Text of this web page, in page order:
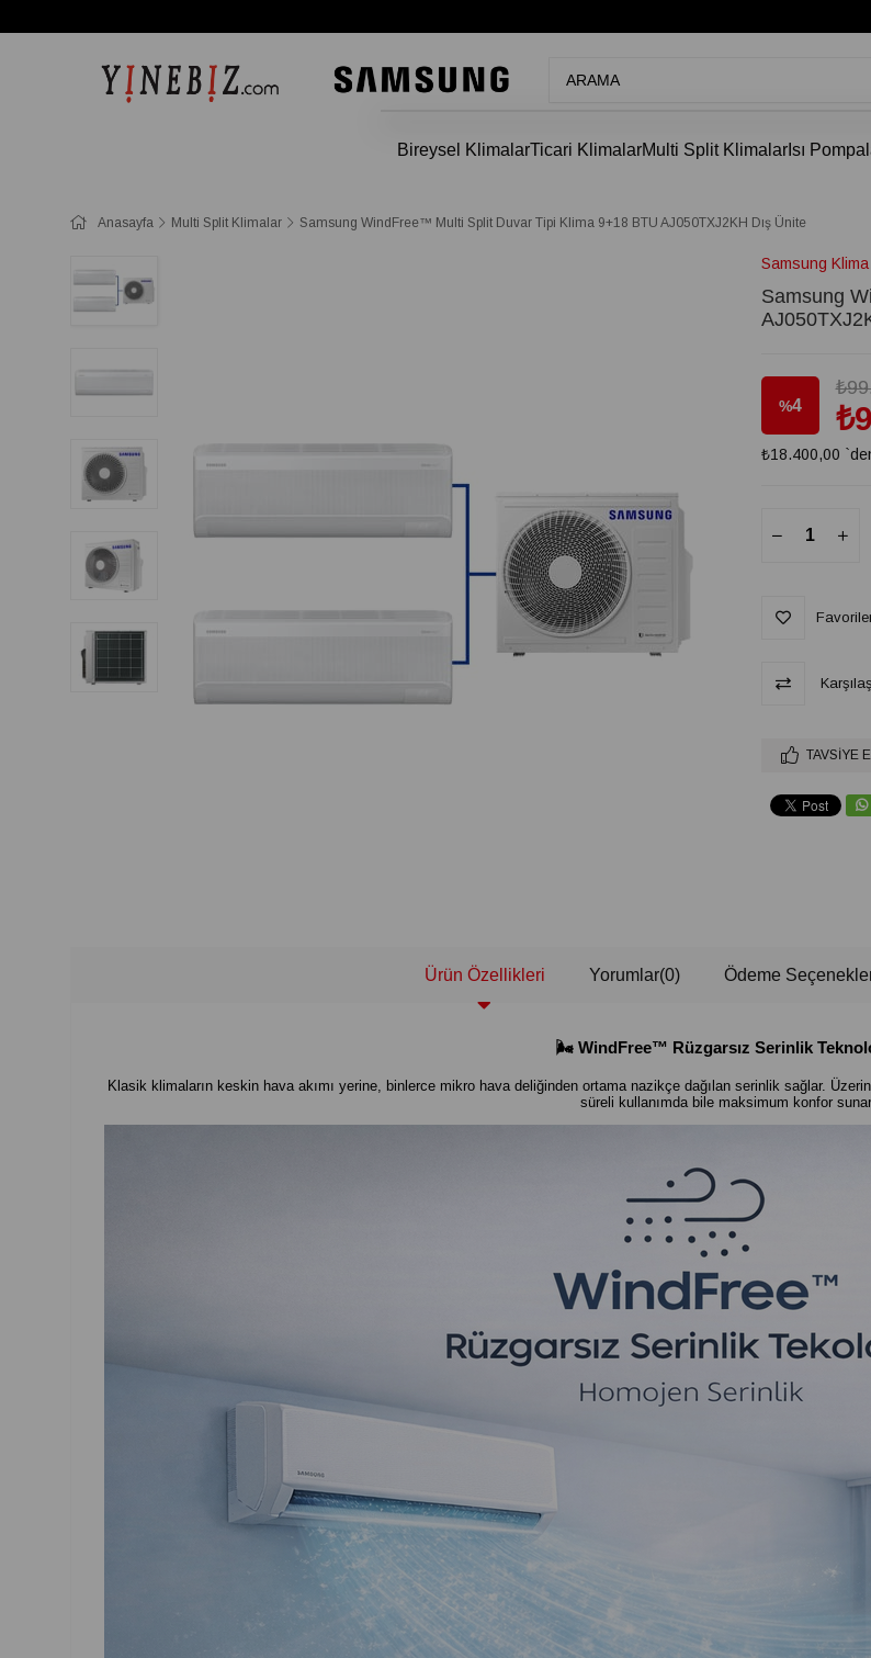
Bireysel KlimalarTicari KlimalarMulti Split Klimalar Isı
Anasayfa Multi Split Klimalar Samsung WindFree™ Multi Split Duvar Tipi Klima 9+18 BTU AJ050TXJ2KH Dış Ünite
Samsung Klima
Samsung
%4
₺18.400,00
TAVSIYE
Ürün Özellikleri Yorumlar(0) Ödeme
🌬️ WindFree™ Rüzgarsız Serinlik
Klasik klimaların keskin hava akımı yerine, binlerce mikro hava deliğinden ortama nazikçe dağılan serinlik sağlar.
süreli kullanımda bile maksimum konfor sunar.